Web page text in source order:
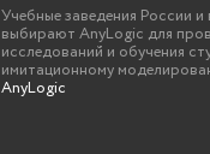
Учебные заведения России и
выбирают AnyLogic для
исследований и обучения
имитационному
AnyLogic